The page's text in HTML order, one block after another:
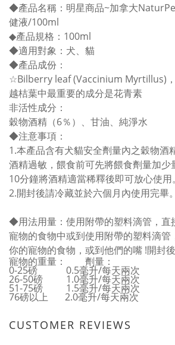
◆產品名稱：明星商品~加拿大
健液/100ml
◆產品規格：100ml
◆適用對象：犬、貓
◆產品成份：
☆Bilberry leaf (Vaccinium Myrtillus)
越桔葉中最重要的成分是花青素
非活性成分：
穀物酒精（6％）、甘油、純淨水
◆注意事項 ：
1.本產品含有犬貓安全劑量內之穀物酒
酒精過敏，餵食前可先將餵食劑量加少
10分鐘將酒精適當稀釋後即可放心使用。
2.開封後請冷藏並於六個月內使用完畢。
◆用法用量：使用附帶的塑料滴管，直
寵物的食物中或到使用附帶的塑料滴管
你的寵物的食物，或到他們的嘴 !開封
寵物的重量：
劑量：
0-25磅 0.5毫升/每天兩次
26-50磅 1.0毫升/每天兩次
51-75磅 1.5毫升/每天兩次
76磅以上 2.0毫升/每天兩次
CUSTOMER REVIEWS